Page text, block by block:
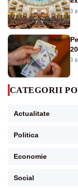
3
3
CATEGORII
Actualitate
Politica
Economie
Social